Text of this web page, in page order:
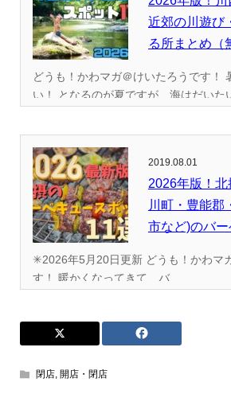
近郊の川遊び
る所まとめ（
どうも！かわマガ＠けいたろうです！
い！ となるのが夏ですが、海はだいた
2019.08.01
2026年版！
川町・豊能郡
市など)のバ
✳︎2026年5月20日更新 どうも！かわマ
す！ 暖かくなってきて、バ...
閉店, 開店・閉店